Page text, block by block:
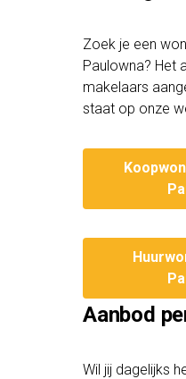
Zoek je een
Paulowna? Het
makelaars
staat op onze
Aanbod
Wil jij dagelijks